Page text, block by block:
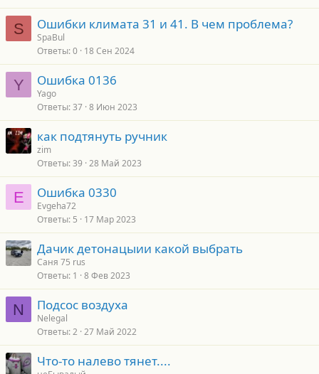
S Ошибки климата 31 и 41. В чем проблема?
SpaBul
Ответы 0 18 Сен 2024
Y Ошибка 0136
Yago
Ответы 37 8 Июн 2023
как подтянуть ручник
zim
Ответы 39 28 Май 2023
E Ошибка 0330
Evgeha72
Ответы 5 17 Мар 2023
Дачик детонацыии какой выбрать
Саня 75 rus
Ответы 1 8 Фев 2023
N Подсос воздуха
Nelegal
Ответы 2 27 Май 2022
Что-то налево тянет....